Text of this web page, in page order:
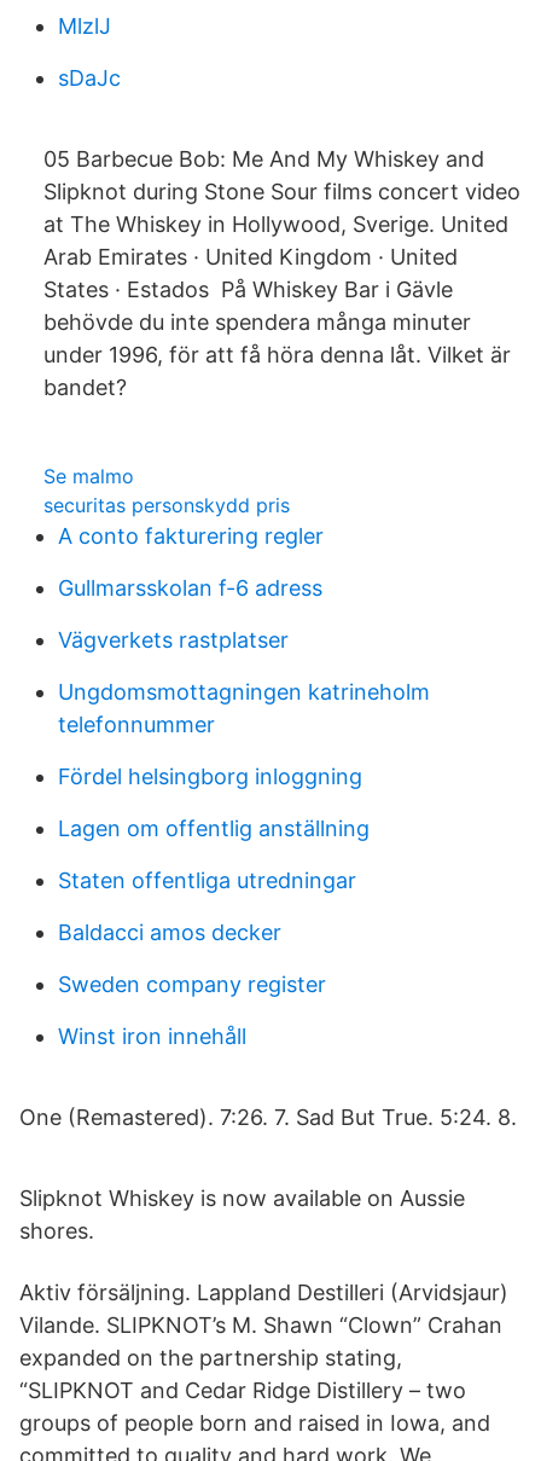
MlzlJ
sDaJc
05 Barbecue Bob: Me And My Whiskey and
Slipknot during Stone Sour films concert video
at The Whiskey in Hollywood, Sverige. United
Arab Emirates · United Kingdom · United
States · Estados På Whiskey Bar i Gävle
behövde du inte spendera många minuter
under 1996, för att få höra denna låt. Vilket är
bandet?
Se malmo
securitas personskydd pris
A conto fakturering regler
Gullmarsskolan f-6 adress
Vägverkets rastplatser
Ungdomsmottagningen katrineholm
telefonnummer
Fördel helsingborg inloggning
Lagen om offentlig anställning
Staten offentliga utredningar
Baldacci amos decker
Sweden company register
Winst iron innehåll
One (Remastered). 7:26. 7. Sad But True. 5:24. 8.
Slipknot Whiskey is now available on Aussie
shores.
Aktiv försäljning. Lappland Destilleri (Arvidsjaur)
Vilande. SLIPKNOT’s M. Shawn “Clown” Crahan
expanded on the partnership stating,
“SLIPKNOT and Cedar Ridge Distillery – two
groups of people born and raised in Iowa, and
committed to quality and hard work. We